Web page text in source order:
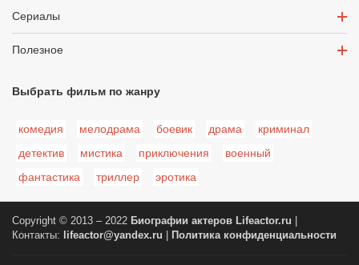
Сериалы
Полезное
Выбрать фильм по жанру
комедия мелодрама боевик драма
криминал
детектив
мистика приключения
военный
фантастика
триллер эротика
Copyright © 2013 – 2022 Биографии актеров Lifeactor.ru
Контакты:
lifeactor@yandex.ru Политика конфиденциальности